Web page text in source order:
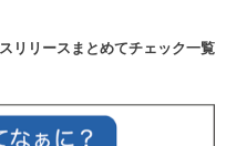
リリースまとめてチェック一覧